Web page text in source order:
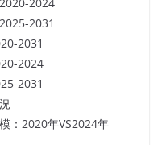
2031
2031
2024
2031
：2020年VS2024年